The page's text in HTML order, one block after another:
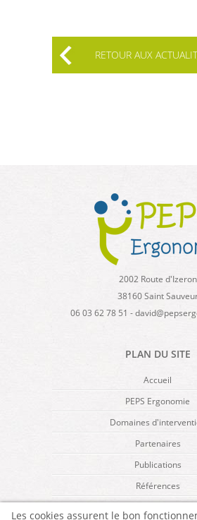
RETOUR AUX
2002 Route d'Izeron
38160 Saint
06 03 62 78 51 -
PLAN DU SITE
Accueil
PEPS Ergonomie
Domaines
Partenaires
Publications
Références
Les cookies assurent le bon